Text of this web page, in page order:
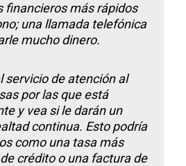
financieros más rápidos
una llamada telefónica
mucho dinero.
servicio de atención al
por las que está
y vea si le darán un
continua. Esto podría
como una tasa más
crédito o una factura de